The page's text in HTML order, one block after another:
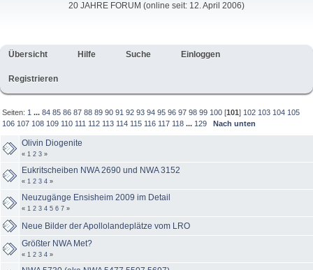
20 JAHRE FORUM (online seit: 12. April 2006)
Übersicht Hilfe Suche Einloggen
Registrieren
Seiten: 1 ...84 85 86 87 88 89 90 91 92 93 94 95 96 97 98 99 100 [101] 102 103 104 105
106 107 108 109 110 111 112 113 114 115 116 117 118 ... 129 Nach unten
Olivin Diogenite
« 1 2 3 »
Eukritscheiben NWA 2690 und NWA 3152
« 1 2 3 4 »
Neuzugänge Ensisheim 2009 im Detail
« 1 2 3 4 5 6 7 »
Neue Bilder der Apollolandeplätze vom LRO
Größter NWA Met?
« 1 2 3 4 »